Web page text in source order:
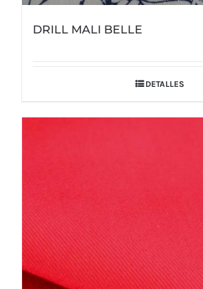
DRILL MALI BELLE
DETALLES